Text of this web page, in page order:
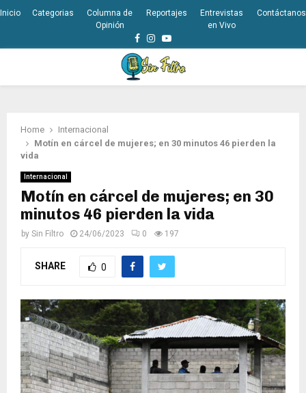
Inicio Categorias
Columna de
Opinión
Reportajes
Entrevistas
en Vivo
Contáctanos
Facebook
Instagram
Youtube
Home
Internacional
Motín en cárcel de mujeres; en 30 minutos 46 pierden la
vida
Internacional
Motín en cárcel de mujeres; en 30
minutos 46 pierden la vida
by Sin Filtro 24/06/2023 0 197
SHARE 0